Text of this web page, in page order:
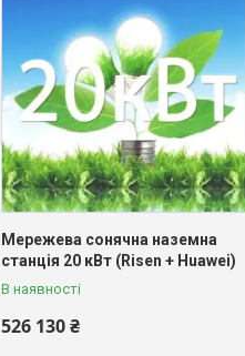
Мережева сонячна наземна
станція 20 кВт (Risen + Huawei)
В наявності
526 130 ₴